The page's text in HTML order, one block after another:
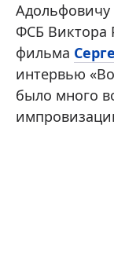
Адольфовичу
ФСБ Виктора
фильма
интервью
было много